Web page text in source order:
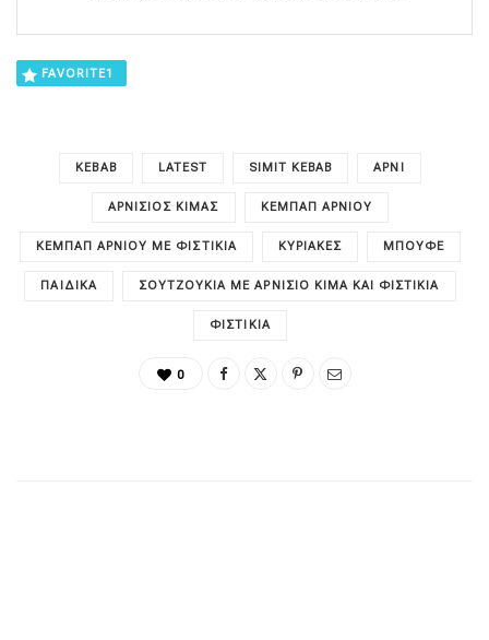
FAVORITE1
KEBAB LATEST SIMIT KEBAB ΑΡΝΊ
ΑΡΝΊΣΙΟΣ ΚΙΜΆΣ ΚΕΜΠΆΠ ΑΡΝΙΟΎ
ΚΕΜΠΆΠ ΑΡΝΙΟΎ ΜΕ ΦΙΣΤΊΚΙΑ ΚΥΡΙΑΚΈΣ ΜΠΟΥΦΈ
ΠΑΙΔΙΚΑ ΣΟΥΤΖΟΎΚΙΑ ΜΕ ΑΡΝΊΣΙΟ ΚΙΜΆ ΚΑΙ ΦΙΣΤΊΚΙΑ
ΦΙΣΤΊΚΙΑ
0